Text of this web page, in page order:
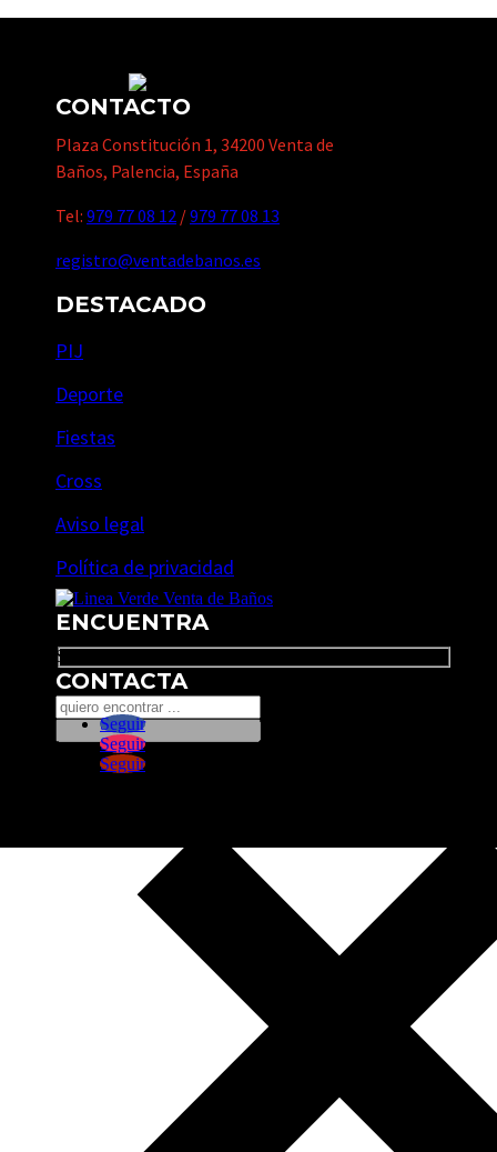
CONTACTO
Plaza Constitución 1, 34200 Venta de
Baños, Palencia, España
Tel: 979 77 08 12 /979 77 08 13
registro@ventadebanos.es
DESTACADO
PIJ
Deporte
Fiestas
Cross
Aviso legal
Política de privacidad
ENCUENTRA
Search
CONTACTA
Seguir
Seguir
Seguir